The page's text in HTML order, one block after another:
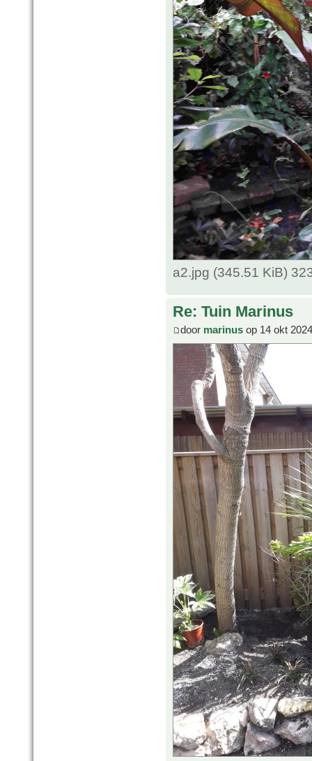
a2.jpg (345.51 KiB)
Re: Tuin Marinus
door marinus op 14 okt